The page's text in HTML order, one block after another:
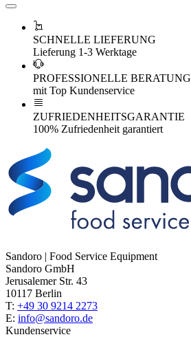
SCHNELLE LIEFERUNG
Lieferung 1-3 Werktage
PROFESSIONELLE BERATUNG
mit Top Kundenservice
ZUFRIEDENHEITSGARANTIE
100% Zufriedenheit garantiert
Sandoro | Food Service Equipment
Sandoro GmbH
Jerusalemer Str. 43
10117 Berlin
T: +49 30 9214 2273
E: info@sandoro.de
Kundenservice